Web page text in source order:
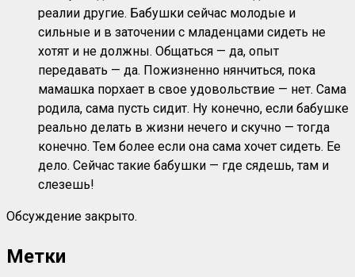
реалии другие. Бабушки сейчас молодые и
сильные и в заточении с младенцами сидеть не
хотят и не должны. Общаться — да, опыт
передавать — да. Пожизненно нянчиться, пока
мамашка порxает в свое удовольствие — нет. Сама
родила, сама пусть сидит. Ну конечно, если бабушке
реально делать в жизни нечего и скучно — тогда
конечно. Тем более если она сама хочет сидеть. Ее
дело. Сейчас такие бабушки — где сядешь, там и
слезешь!
Обсуждение закрыто.
Метки